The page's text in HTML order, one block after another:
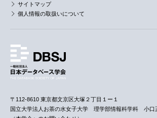
サイトマップ
個人情報の取扱いについて
〒112-8610 東京都文京区大塚２丁目１ー１
国立大学法人お茶の水女子大学 理学部情報科学科 小口